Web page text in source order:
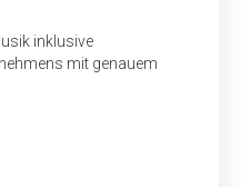
inklusive
mit genauem